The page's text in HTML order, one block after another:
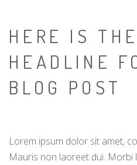
HERE IS
HEADLINE
BLOG POST
Lorem ipsum dolor sit amet,
Mauris non laoreet dui. Morbi